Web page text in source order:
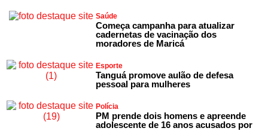
Saúde
Começa campanha para atualizar
cadernetas de vacinação dos
moradores de Maricá
Esporte
Tanguá promove aulão de defesa
pessoal para mulheres
Polícia
PM prende dois homens e apreende
adolescente de 16 anos acusados por